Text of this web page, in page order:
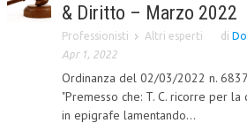
BROCHURE CE.S.E.D.
LA RIVISTA
COMITATO SCIENTIFICO
& Diritto – Marzo 2022
Professionisti Altri esperti di
Apr 1, 2022
Ordinanza del 02/03/2022 n.
"Premesso che: T. C. ricorre per
in epigrafe lamentando...